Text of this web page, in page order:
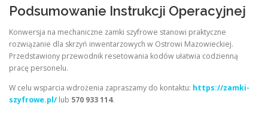
Podsumowanie Instrukcji Operacyjnej
Konwersja na mechaniczne zamki szyfrowe stanowi praktyczne
rozwiązanie dla skrzyń inwentarzowych w Ostrowi Mazowieckiej.
Przedstawiony przewodnik resetowania kodów ułatwia codzienną
pracę personelu.
W celu wsparcia wdrożenia zapraszamy do kontaktu: https://zamki-
szyfrowe.pl/ lub 570 933 114.